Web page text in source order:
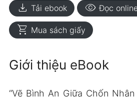
download Tải ebook visibility Đọc
shopping_cart Mua sách giấy
Giới thiệu eBook
“Vẽ Bình An Giữa Chốn